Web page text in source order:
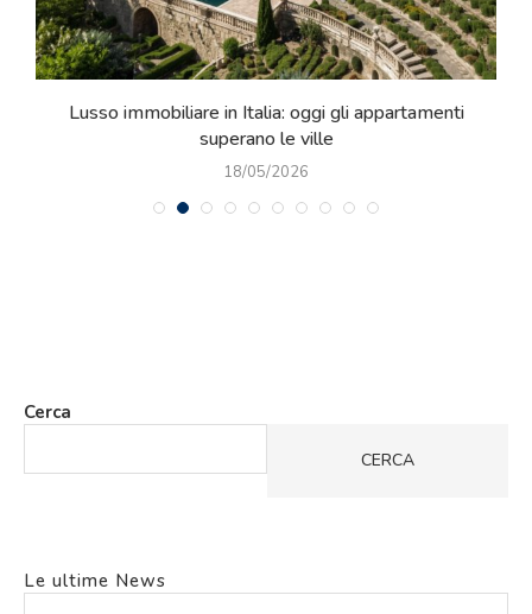
Lusso immobiliare in Italia: oggi gli appartamenti
superano le ville
18/05/2026
Cerca
CERCA
Le ultime News